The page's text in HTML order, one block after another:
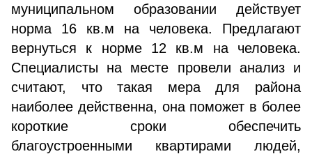
муниципальном образовании действует
норма 16 кв.м на человека. Предлагают
вернуться к норме 12 кв.м на человека.
Специалисты на месте провели анализ и
считают, что такая мера для района
наиболее действенна, она поможет в более
короткие сроки обеспечить
благоустроенными квартирами людей,